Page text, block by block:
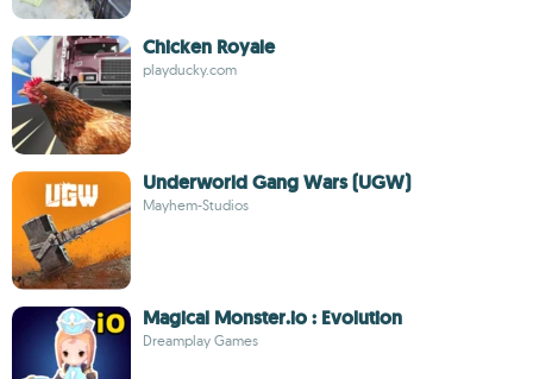
Chicken Royale
playducky.com
Underworld Gang Wars (UGW)
Mayhem-Studios
Magical Monster.io : Evolution
Dreamplay Games